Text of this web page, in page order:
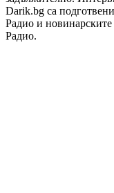
Darik.bg са
Радио и
Радио.